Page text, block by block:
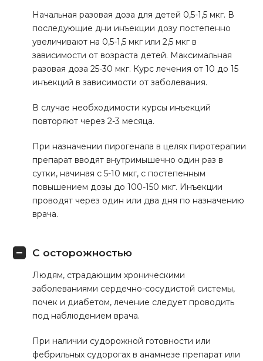
Начальная разовая доза для детей 0,5-1,5 мкг. В
последующие дни инъекции дозу постепенно
увеличивают на 0,5-1,5 мкг или 2,5 мкг в
зависимости от возраста детей. Максимальная
разовая доза 25-30 мкг. Курс лечения от 10 до 15
инъекций в зависимости от заболевания.
В случае необходимости курсы инъекций
повторяют через 2-3 месяца.
При назначении пирогенала в целях пиротерапии
препарат вводят внутримышечно один раз в
сутки, начиная с 5-10 мкг, с постепенным
повышением дозы до 100-150 мкг. Инъекции
проводят через один или два дня по назначению
врача.
С осторожностью
Людям, страдающим хроническими
заболеваниями сердечно-сосудистой системы,
почек и диабетом, лечение следует проводить
под наблюдением врача.
При наличии судорожной готовности или
фебрильных судорогах в анамнезе препарат или